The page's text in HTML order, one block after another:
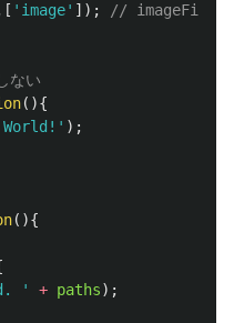
' image' ]);
// imageFilesの
ない
(){
' );
(){
' + paths);